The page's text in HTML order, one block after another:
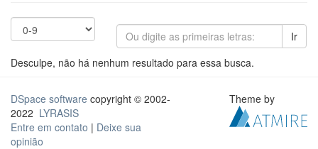
Ir
Desculpe, não há nenhum resultado para essa busca.
DSpace software copyright © 2002-
2022 LYRASIS
Entre em contato | Deixe sua
opinião
Theme by